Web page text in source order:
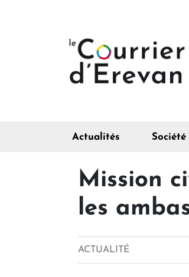
Actualités Société
Mission
les
ACTUALITÉ